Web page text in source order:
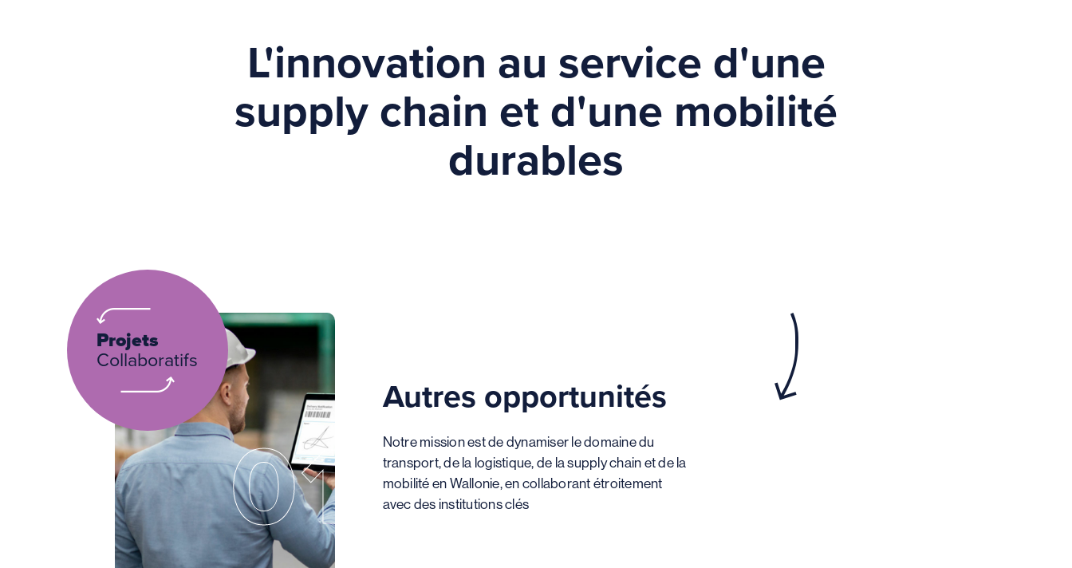
L'innovation au service d'une
supply chain et d'une mobilité
durables
Autres opportunités
Notre mission est de dynamiser le domaine du
transport, de la logistique, de la supply chain et de la
mobilité en Wallonie, en collaborant étroitement
avec des institutions clés
01
Projets
Collaboratifs